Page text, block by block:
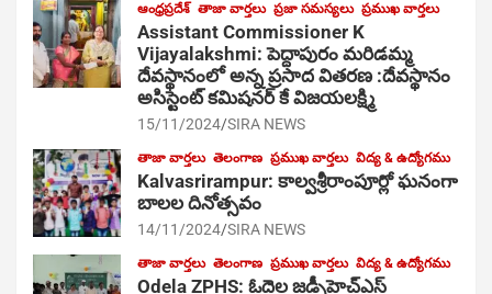
ఆంధ్రప్రదేశ్ తాజా వార్తలు ప్రజా సమస్యలు ప్రముఖ వార్తలు
Assistant Commissioner K
Vijayalakshmi: పెద్దాపురం మరిడమ్మ
దేవస్థానంలో అన్న ప్రసాద వితరణ :దేవస్థానం
అసిస్టెంట్ కమిషనర్ కే విజయలక్ష్మి
15/11/2024 SIRA NEWS
తాజా వార్తలు తెలంగాణ ప్రముఖ వార్తలు విద్య & ఉద్యోగము
Kalvasrirampur: కాల్వశ్రీరాంపూర్లో ఘనంగా
బాలల దినోత్సవం
14/11/2024 SIRA NEWS
తాజా వార్తలు తెలంగాణ ప్రముఖ వార్తలు విద్య & ఉద్యోగము
Odela ZPHS: ఓదెల జ‌డ్పీహెచ్ఎస్